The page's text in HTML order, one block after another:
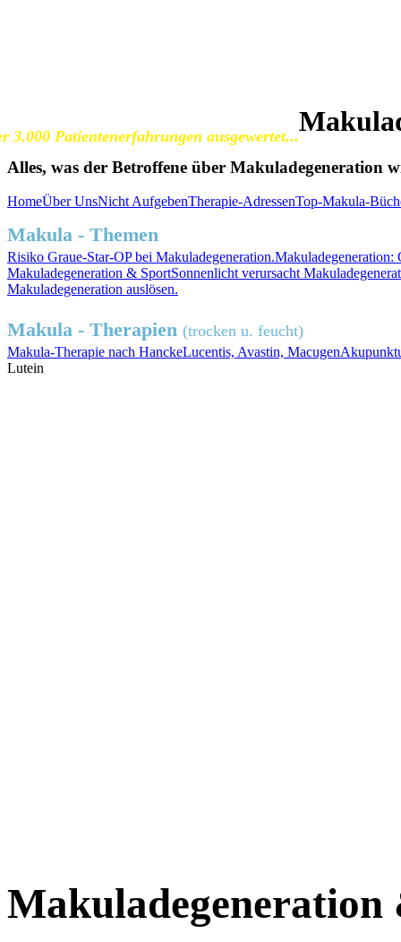
3.000 Patientenerfahrungen ausgewertet...
Alles, was der Betroffene über Makuladegeneration
HomeÜber UnsNicht AufgebenTherapie-AdressenTop-Makula-
Makula - Themen
Risiko Graue-Star-OPbei Makuladegeneration.Makuladegeneration:
Makuladegeneration & SportSonnenlichtverursacht
Makuladegeneration auslösen.
Makula - Therapien (trocken u. feucht)
Makula-Therapie nach HanckeLucentis, Avastin, Macugen
Lutein